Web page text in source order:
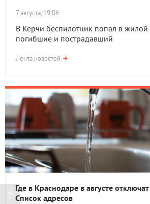
7 августа, 19:06
В Керчи беспилотник попал в жилой
погибшие и пострадавший
Лента новостей
Где в Краснодаре в августе
Список адресов